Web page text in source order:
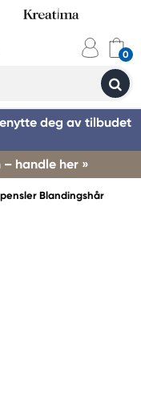
deg av tilbudet
handle her »
Blandingshår